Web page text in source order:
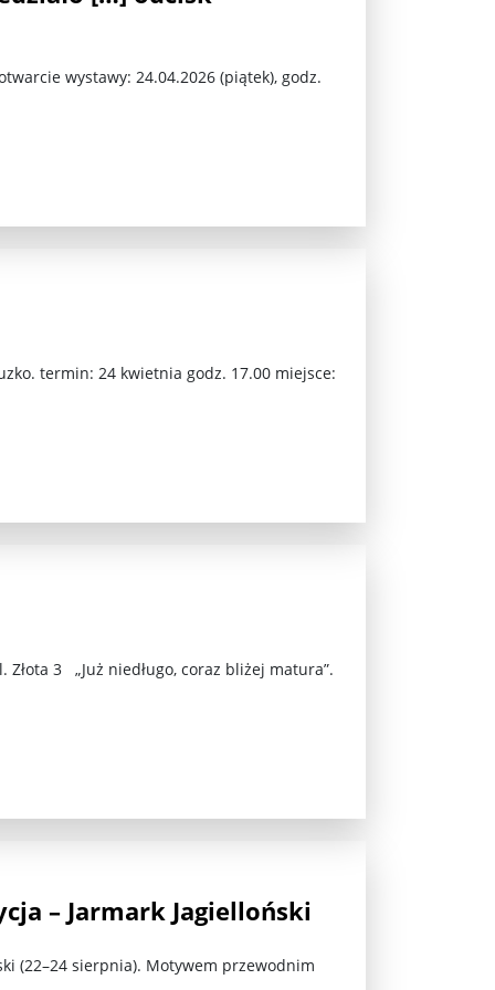
...
wystawy: 24.04.2026 (piątek), godz.
termin: 24 kwietnia godz. 17.00 miejsce:
3 „Już niedługo, coraz bliżej matura”.
– Jarmark Jagielloński
(22–24 sierpnia). Motywem przewodnim